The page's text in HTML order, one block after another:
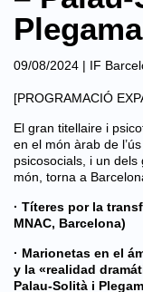
09/08/2024 | IF
[PROGRAMACIÓ
El gran titellaire i
en el món àrab de
psicosocials, i un dels
món, torna a
· Títeres por la
MNAC, Barcelona)
· Marionetas en el
y la «realidad
Palau-Solità i